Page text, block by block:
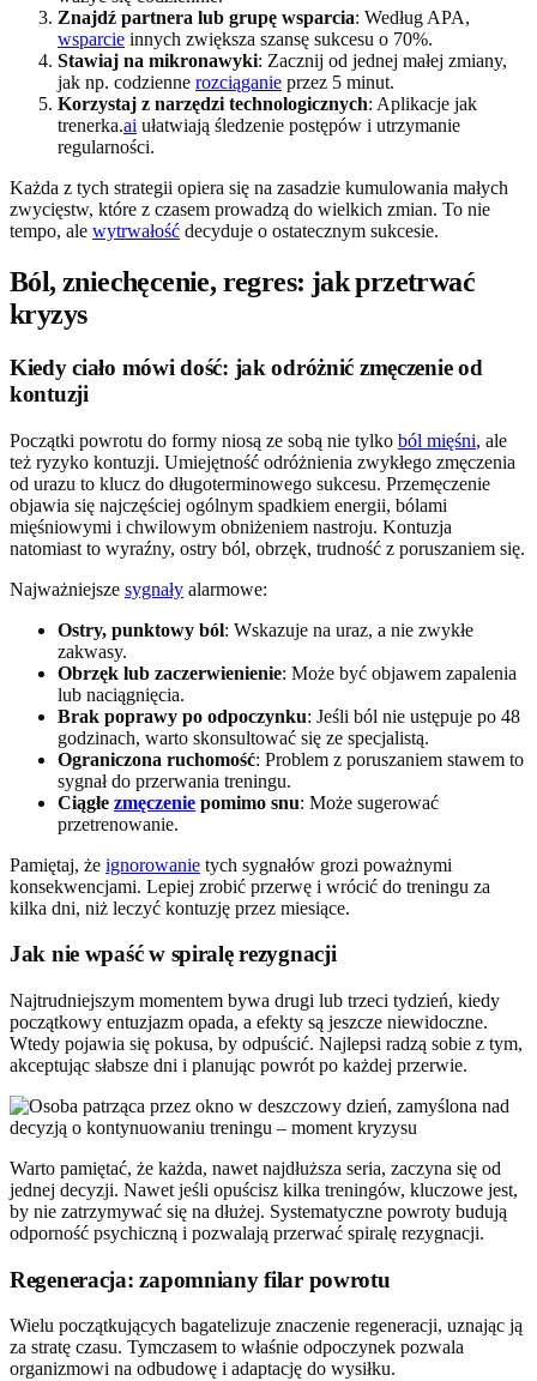
Znajdź partnera lub grupę wsparcia: Według APA,
wsparcie innych zwiększa szansę sukcesu o 70%.
Stawiaj na mikronawyki: Zacznij od jednej małej zmiany,
jak np. codzienne rozciąganie przez 5 minut.
Korzystaj z narzędzi technologicznych: Aplikacje jak
trenerka.ai ułatwiają śledzenie postępów i utrzymanie
regularności.
Każda z tych strategii opiera się na zasadzie kumulowania małych
zwycięstw, które z czasem prowadzą do wielkich zmian. To nie
tempo, ale wytrwałość decyduje o ostatecznym sukcesie.
Ból, zniechęcenie, regres: jak przetrwać
kryzys
Kiedy ciało mówi dość: jak odróżnić zmęczenie od
kontuzji
Początki powrotu do formy niosą ze sobą nie tylko ból mięśni, ale
też ryzyko kontuzji. Umiejętność odróżnienia zwykłego zmęczenia
od urazu to klucz do długoterminowego sukcesu. Przemęczenie
objawia się najczęściej ogólnym spadkiem energii, bólami
mięśniowymi i chwilowym obniżeniem nastroju. Kontuzja
natomiast to wyraźny, ostry ból, obrzęk, trudność z poruszaniem się.
Najważniejsze sygnały alarmowe:
Ostry, punktowy ból: Wskazuje na uraz, a nie zwykłe
zakwasy.
Obrzęk lub zaczerwienienie: Może być objawem zapalenia
lub naciągnięcia.
Brak poprawy po odpoczynku: Jeśli ból nie ustępuje po 48
godzinach, warto skonsultować się ze specjalistą.
Ograniczona ruchomość: Problem z poruszaniem stawem to
sygnał do przerwania treningu.
Ciągłe zmęczenie pomimo snu: Może sugerować
przetrenowanie.
Pamiętaj, że ignorowanie tych sygnałów grozi poważnymi
konsekwencjami. Lepiej zrobić przerwę i wrócić do treningu za
kilka dni, niż leczyć kontuzję przez miesiące.
Jak nie wpaść w spiralę rezygnacji
Najtrudniejszym momentem bywa drugi lub trzeci tydzień, kiedy
początkowy entuzjazm opada, a efekty są jeszcze niewidoczne.
Wtedy pojawia się pokusa, by odpuścić. Najlepsi radzą sobie z tym,
akceptując słabsze dni i planując powrót po każdej przerwie.
Warto pamiętać, że każda, nawet najdłuższa seria, zaczyna się od
jednej decyzji. Nawet jeśli opuścisz kilka treningów, kluczowe jest,
by nie zatrzymywać się na dłużej. Systematyczne powroty budują
odporność psychiczną i pozwalają przerwać spiralę rezygnacji.
Regeneracja: zapomniany filar powrotu
Wielu początkujących bagatelizuje znaczenie regeneracji, uznając ją
za stratę czasu. Tymczasem to właśnie odpoczynek pozwala
organizmowi na odbudowę i adaptację do wysiłku.